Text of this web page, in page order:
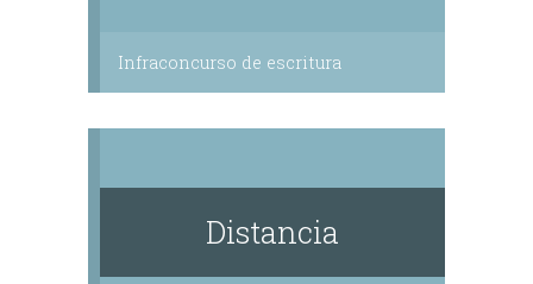
Infraconcurso de escritura
Distancia